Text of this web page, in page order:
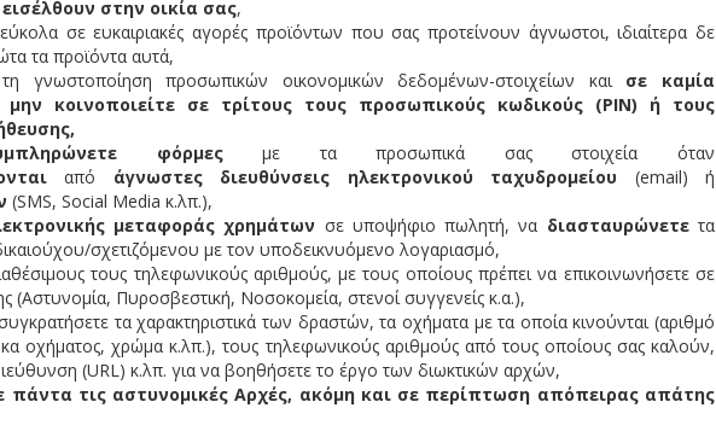
στην οικία σας,
σε ευκαιριακές αγορές προϊόντων που σας προτείνουν άγνωστοι, ιδιαίτερα δε
τα προϊόντα αυτά,
γνωστοποίηση προσωπικών οικονομικών δεδομένων-στοιχείων και σε καμία
κοινοποιείτε σε τρίτους τους προσωπικούς κωδικούς (ΡΙΝ) ή τους
φόρμεςμε τα προσωπικά σας στοιχεία όταν
από άγνωστες διευθύνσεις ηλεκτρονικού ταχυδρομείου (email) ή
(SMS, Social Media κ.λπ.),
μεταφοράς χρημάτων σε υποψήφιο πωλητή, να διασταυρώνετετα
σχετιζόμενου με τον υποδεικνυόμενο λογαριασμό,
τους τηλεφωνικούς αριθμούς, με τους οποίους πρέπει να επικοινωνήσετε σε
(Αστυνομία, Πυροσβεστική, Νοσοκομεία, στενοί συγγενείς κ.α.),
τα χαρακτηριστικά των δραστών, τα οχήματα με τα οποία κινούνται (αριθμό
οχήματος, χρώμα κ.λπ.), τους τηλεφωνικούς αριθμούς από τους οποίους σας καλούν,
(URL) κ.λπ. για να βοηθήσετε το έργο των διωκτικών αρχών,
πάντα τις αστυνομικές Αρχές, ακόμη και σε περίπτωση απόπειρας απάτης